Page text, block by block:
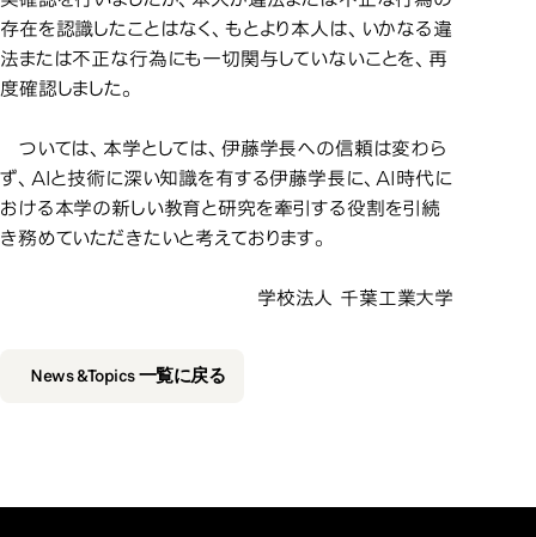
存在を認識したことはなく、もとより本人は、いかなる違
法または不正な行為にも一切関与していないことを、再
度確認しました。
ついては、本学としては、伊藤学長への信頼は変わら
ず、AIと技術に深い知識を有する伊藤学長に、AI時代に
おける本学の新しい教育と研究を牽引する役割を引続
き務めていただきたいと考えております。
学校法人 千葉工業大学
News &Topics 一覧に戻る